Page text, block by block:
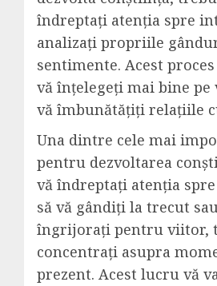
îndreptați atenția spre
analizați propriile
sentimente. Acest
vă înțelegeți mai bine pe
vă îmbunătățiți relațiile
Una dintre cele mai
pentru dezvoltarea
vă îndreptați atenția
să vă gândiți la trecut
îngrijorați pentru viitor,
concentrați asupra
prezent. Acest lucru vă